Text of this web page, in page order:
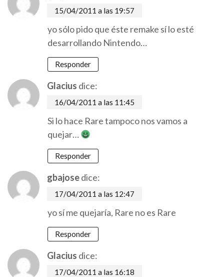
15/04/2011 a las 19:57
yo sólo pido que éste remake sí lo esté
desarrollando Nintendo…
Responder
Glacius dice:
16/04/2011 a las 11:45
Si lo hace Rare tampoco nos vamos a
quejar…
Responder
gbajosedice:
17/04/2011 a las 12:47
yo sí me quejaría, Rare no es Rare
Responder
Glacius dice:
17/04/2011 a las 16:18